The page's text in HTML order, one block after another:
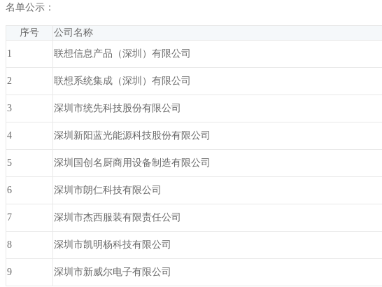
名单公示：
序号 公司名称
1
联想信息产品（深圳）有限公司
2
联想系统集成（深圳）有限公司
3
深圳市统先科技股份有限公司
4
深圳新阳蓝光能源科技股份有限公司
5
深圳国创名厨商用设备制造有限公司
6
深圳市朗仁科技有限公司
7
深圳市杰西服装有限责任公司
8
深圳市凯明杨科技有限公司
9
深圳市新威尔电子有限公司